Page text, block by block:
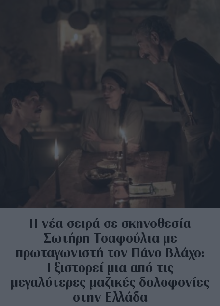
Η νέα σειρά σε σκηνοθεσία
Σωτήρη Τσαφούλια με
πρωταγωνιστή τον Πάνο Βλάχο:
Εξιστορεί μια από τις
μεγαλύτερες μαζικές δολοφονίες
στην Ελλάδα